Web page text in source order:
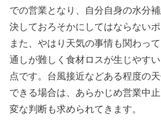
での営業となり、自分自身の水分
決しておろそかにしてはならないポ
また、やはり天気の事情も関わっ
通しが難しく食材ロスが生じやす
点です。台風接近などある程度の
できる場合は、あらかじめ営業中
変な判断も求められてきます。